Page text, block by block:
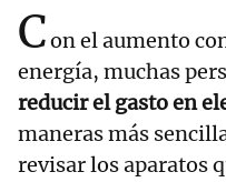
Con el aumento
energía, muchas
reducir el gasto en
maneras más
revisar los aparatos